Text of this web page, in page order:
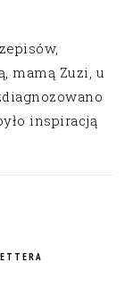
mamą Zuzi, u
inspiracją